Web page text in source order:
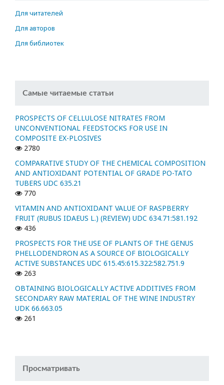
Для читателей
Для авторов
Для библиотек
Самые читаемые статьи
PROSPECTS OF CELLULOSE NITRATES FROM
UNCONVENTIONAL FEEDSTOCKS FOR USE IN
COMPOSITE EX-PLOSIVES
2780
COMPARATIVE STUDY OF THE CHEMICAL COMPOSITION
AND ANTIOXIDANT POTENTIAL OF GRADE PO-TATO
TUBERS UDC 635.21
770
VITAMIN AND ANTIOXIDANT VALUE OF RASPBERRY
FRUIT (RUBUS IDAEUS L.) (REVIEW) UDC 634.71:581.192
436
PROSPECTS FOR THE USE OF PLANTS OF THE GENUS
PHELLODENDRON AS A SOURCE OF BIOLOGICALLY
ACTIVE SUBSTANCES UDC 615.45:615.322:582.751.9
263
OBTAINING BIOLOGICALLY ACTIVE ADDITIVES FROM
SECONDARY RAW MATERIAL OF THE WINE INDUSTRY
UDK 66.663.05
261
Просматривать